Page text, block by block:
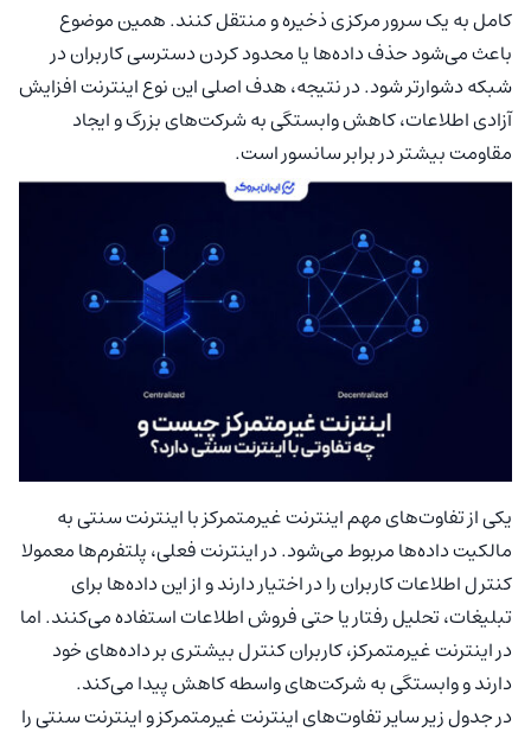
کامل به یک سرور مرکزی ذخیره و منتقل کنند. همین موضوع
باعث می‌شود حذف داده‌ها یا محدود کردن دسترسی کاربران در
شبکه دشوارتر شود. در نتیجه، هدف اصلی این نوع اینترنت افزایش
آزادی اطلاعات، کاهش وابستگی به شرکت‌های بزرگ و ایجاد
مقاومت بیشتر در برابر سانسور است.
یکی از تفاوت‌های مهم اینترنت غیرمتمرکز با اینترنت سنتی به
مالکیت داده‌ها مربوط می‌شود. در اینترنت فعلی، پلتفرم‌ها معمولا
کنترل اطلاعات کاربران را در اختیار دارند و از این داده‌ها برای
تبلیغات، تحلیل رفتار یا حتی فروش اطلاعات استفاده می‌کنند. اما
در اینترنت غیرمتمرکز، کاربران کنترل بیشتری بر داده‌های خود
دارند و وابستگی به شرکت‌های واسطه کاهش پیدا می‌کند.
در جدول زیر سایر تفاوت‌های اینترنت غیرمتمرکز و اینترنت سنتی را